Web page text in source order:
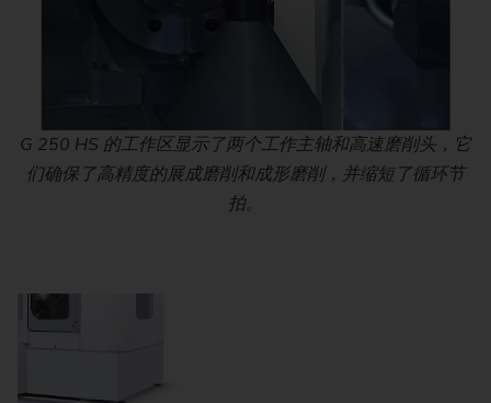
G 250 HS 的工作区显示了两个工作主轴和高速磨削头，它
们确保了高精度的展成磨削和成形磨削，并缩短了循环节
拍。